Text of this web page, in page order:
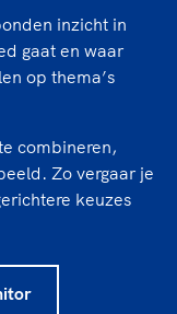
inzicht in
gaat en waar
op thema’s
combineren,
Zo vergaar je
keuzes